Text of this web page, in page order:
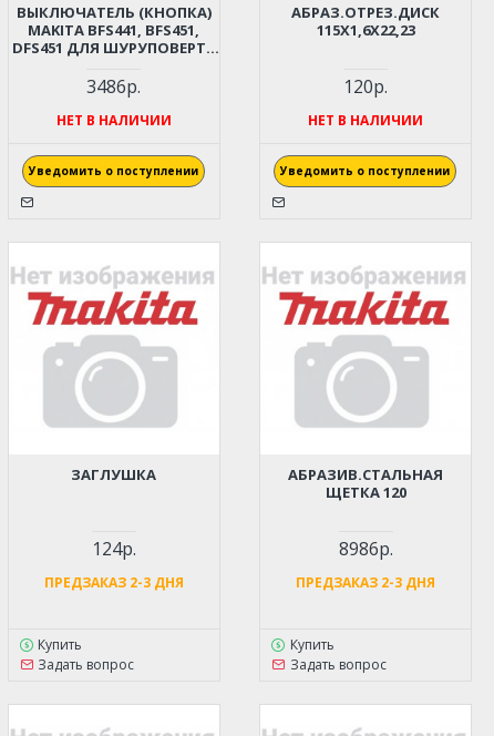
ВЫКЛЮЧАТЕЛЬ (КНОПКА)
MAKITA BFS441, BFS451,
DFS451 ДЛЯ ШУРУПОВЕРТА
3486р.
НЕТ В НАЛИЧИИ
Уведомить о поступлении
ЗАГЛУШКА
124р.
ПРЕДЗАКАЗ 2-3 ДНЯ
Купить
Задать вопрос
АБРАЗ.ОТРЕЗ.ДИСК
115Х1,6Х22,23
120р.
НЕТ В НАЛИЧИИ
Уведомить о поступлении
АБРАЗИВ.СТАЛЬНАЯ
ЩЕТКА 120
8986р.
ПРЕДЗАКАЗ 2-3 ДНЯ
Купить
Задать вопрос